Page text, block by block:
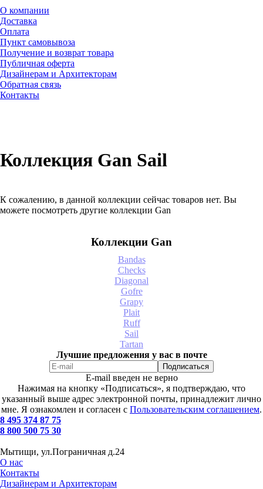
О компании
Доставка
Оплата
Пункт самовывоза
Получение и возврат товара
Публичная оферта
Дизайнерам и Архитекторам
Обратная связь
Контакты
Коллекция Gan Sail
К сожалению, в данной коллекции сейчас товаров нет. Вы
можете посмотреть другие коллекции Gan
Коллекции Gan
Bandas
Checks
Diagonal
Gofre
Grapy
Plait
Ruff
Sail
Tartan
Лучшие предложения у вас в почте
E-mail введен не верно
Нажимая на кнопку «Подписаться», я подтверждаю, что
указанный выше адрес электронной почты, принадлежит лично
мне. Я ознакомлен и согласен с Пользовательским соглашением.
8 495 374 87 75
8 800 500 75 30
Мытищи, ул.Пограничная д.24
О нас
Контакты
Дизайнерам и Архитекторам